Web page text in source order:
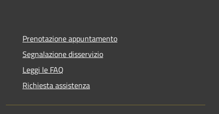
Prenotazione appuntamento
Segnalazione disservizio
Leggi le FAQ
Richiesta assistenza